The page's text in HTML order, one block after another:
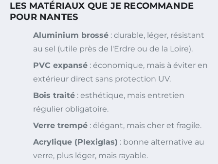
LES MATÉRIAUX QUE JE RECOMMANDE
POUR NANTES
Aluminium brossé : durable, léger, résistant
au sel (utile près de l'Erdre ou de la Loire).
PVC expansé : économique, mais à éviter en
extérieur direct sans protection UV.
Bois traité : esthétique, mais entretien
régulier obligatoire.
Verre trempé : élégant, mais cher et fragile.
Acrylique (Plexiglas) : bonne alternative au
verre, plus léger, mais rayable.